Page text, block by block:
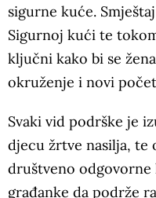
sigurne kuće.
Sigurnoj kući te
ključni kako bi se
okruženje i novi
Svaki vid podrške je
djecu žrtve nasilja, te
društveno odgovorne
građanke da podrže